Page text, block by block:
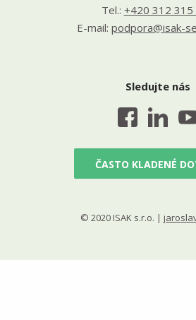
Tel.: +420 312 315
E-mail: podpora@isak-
Sledujte nás
ČASTO KLADENÉ
© 2020 ISAK s.r.o. |